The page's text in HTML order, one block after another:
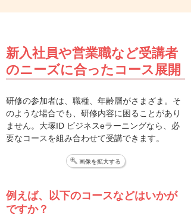
新入社員や営業職など受講者
のニーズに合ったコース展開
研修の参加者は、職種、年齢層がさまざま。そ
のような場合でも、研修内容に困ることがあり
ません。大塚ID ビジネスeラーニングなら、必
要なコースを組み合わせて受講できます。
画像を拡大する
例えば、以下のコースなどはいかが
ですか？